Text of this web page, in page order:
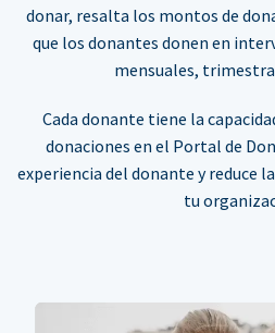
donar, resalta los montos de
que los donantes donen en
mensuales,
Cada donante tiene la
donaciones en el Portal de
experiencia del donante y reduce
tu